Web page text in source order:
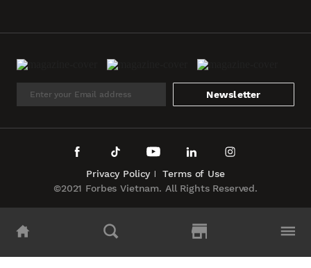
Newsletter
©2021 Forbes Vietnam. All Rights Reserved.
Privacy Policy Terms of Use